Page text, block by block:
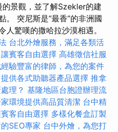
景觀，並了解Szekler的建
。 突尼斯是“最香”的非洲國
人驚嘆的撒哈拉沙漠相遇。
台北外燴服務，滿足各類活
賓客自由選擇 高雄徵信社服
驗豐富的律師，為您的案件
供各式助聽器產品選擇 推拿
理？ 基隆地區台胞證辦理流
環境提供高品質清潔 台中精
客自由選擇 多樣化餐盒訂製
SEO專家 台中外燴，為您打